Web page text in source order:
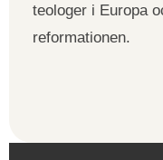
teologer i Europa
reformationen.